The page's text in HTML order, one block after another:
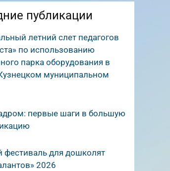
публикации
летний слет педагогов
по использованию
парка оборудования в
муниципальном
первые шаги в большую
фестиваль для дошколят
2026